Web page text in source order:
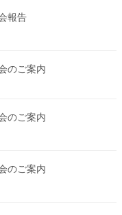
報告
のご案内
のご案内
のご案内